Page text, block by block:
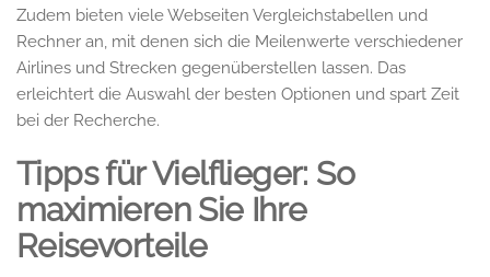
Zudem bieten viele Webseiten Vergleichstabellen und
Rechner an, mit denen sich die Meilenwerte verschiedener
Airlines und Strecken gegenüberstellen lassen. Das
erleichtert die Auswahl der besten Optionen und spart Zeit
bei der Recherche.
Tipps für Vielflieger: So
maximieren Sie Ihre
Reisevorteile